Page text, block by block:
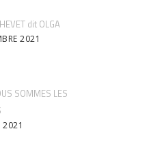
dit OLGA
2021
SOMMES LES
2021